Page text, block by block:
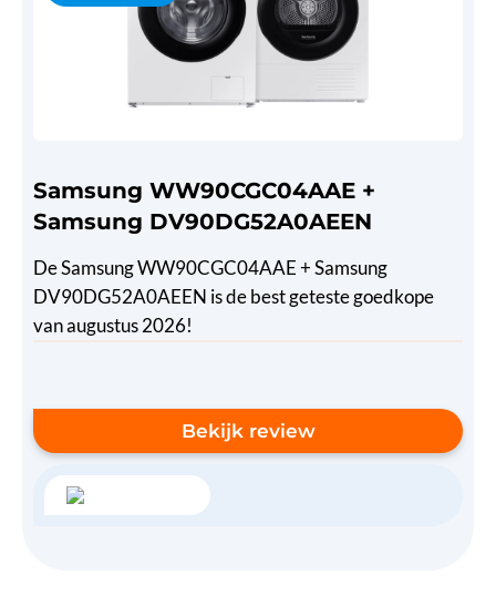
Samsung WW90CGC04AAE +
Samsung DV90DG52A0AEEN
De Samsung WW90CGC04AAE + Samsung
DV90DG52A0AEEN is de best geteste goedkope
van augustus 2026!
Bekijk review